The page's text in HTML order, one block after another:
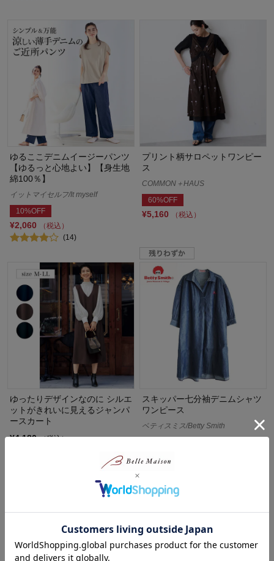
ゆるここデニムイージーパンツ
【ゆるっと心地よい】【身生地
綿100％】
イットマイセルフ/It myself
10%OFF
¥2,060
（税込）
(14)
プリント柄サロペットワンピー
ス
COMMON＋HAUS
60%OFF
¥5,160 （税込）
ゆったりデザインなのに シルエ
ットがきれいに見えるジャンパ
ースカート
¥4,180（税込）
スキッパー七分袖デニムシャツ
ワンピース
ベティスミス/Betty Smith